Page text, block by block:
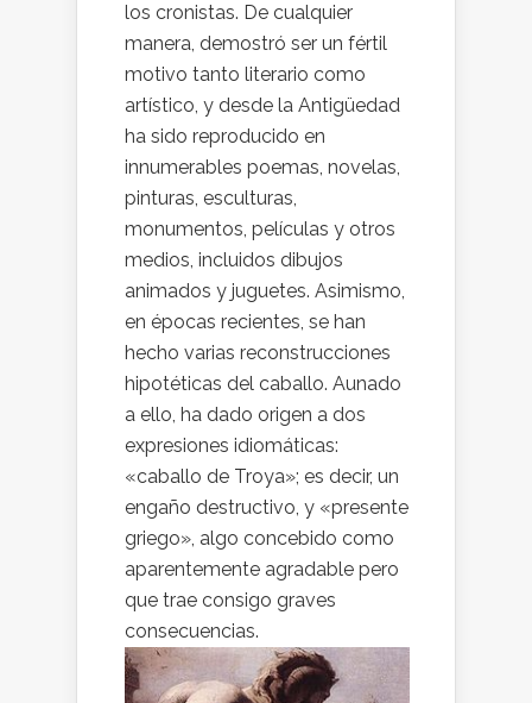
los cronistas. De cualquier
manera, demostró ser un fértil
motivo tanto literario como
artístico, y desde la Antigüedad
ha sido reproducido en
innumerables poemas, novelas,
pinturas, esculturas,
monumentos, películas y otros
medios, incluidos dibujos
animados y juguetes. Asimismo,
en épocas recientes, se han
hecho varias reconstrucciones
hipotéticas del caballo. Aunado
a ello, ha dado origen a dos
expresiones idiomáticas:
«caballo de Troya»; es decir, un
engaño destructivo, y «presente
griego», algo concebido como
aparentemente agradable pero
que trae consigo graves
consecuencias.